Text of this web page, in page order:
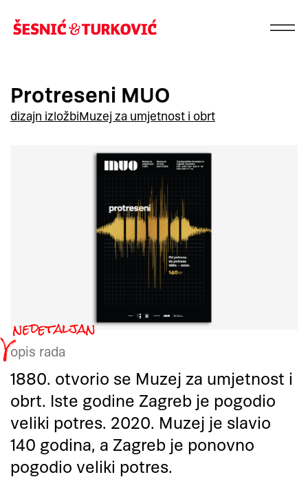
Protreseni MUO
dizajn izložbiMuzej za umjetnost i obrt
opis rada
1880. otvorio se Muzej za umjetnost i
obrt. Iste godine Zagreb je pogodio
veliki potres. 2020. Muzej je slavio
140 godina, a Zagreb je ponovno
pogodio veliki potres.